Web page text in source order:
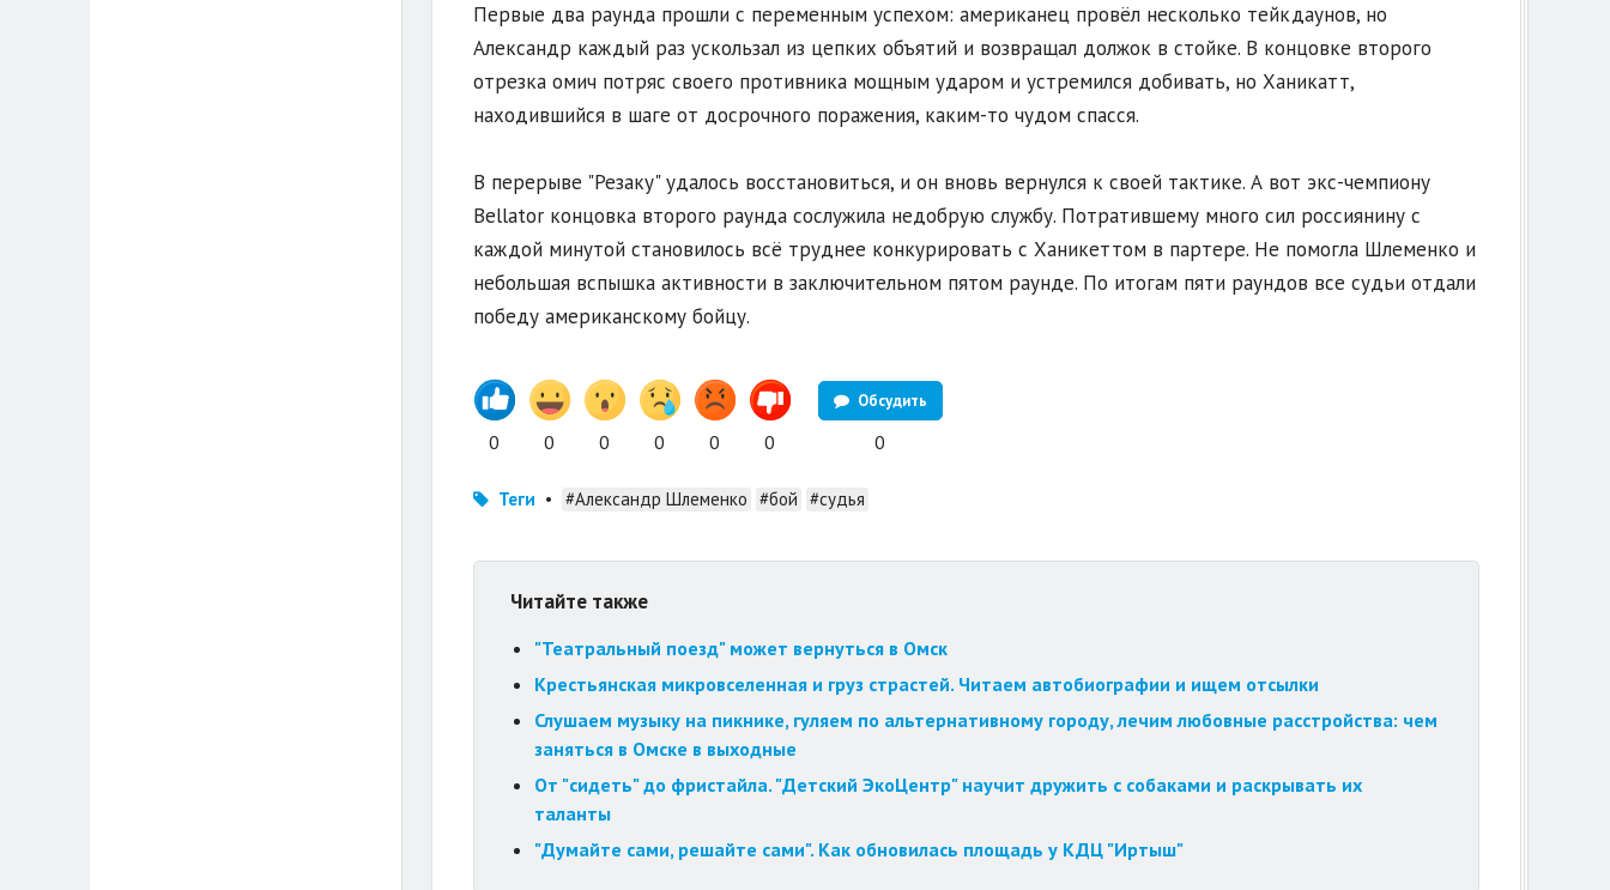
Первые два раунда прошли с переменным успехом: американец провёл несколько тейкдаунов, но
Александр каждый раз ускользал из цепких объятий и возвращал должок в стойке. В концовке второго
отрезка омич потряс своего противника мощным ударом и устремился добивать, но Ханикатт,
находившийся в шаге от досрочного поражения, каким-то чудом спасся.
В перерыве "Резаку" удалось восстановиться, и он вновь вернулся к своей тактике. А вот экс-чемпиону
Bellator концовка второго раунда сослужила недобрую службу. Потратившему много сил россиянину с
каждой минутой становилось всё труднее конкурировать с Ханикеттом в партере. Не помогла Шлеменко и
небольшая вспышка активности в заключительном пятом раунде. По итогам пяти раундов все судьи отдали
победу американскому бойцу.
0 0 0 0 0 0
Обсудить
0
Теги • #Александр Шлеменко #бой #судья
Читайте также
"Театральный поезд" может вернуться в Омск
Крестьянская микровселенная и груз страстей. Читаем автобиографии и ищем отсылки
Слушаем музыку на пикнике, гуляем по альтернативному городу, лечим любовные расстройства: чем
заняться в Омске в выходные
От "сидеть" до фристайла. "Детский ЭкоЦентр" научит дружить с собаками и раскрывать их
таланты
"Думайте сами, решайте сами". Как обновилась площадь у КДЦ "Иртыш"